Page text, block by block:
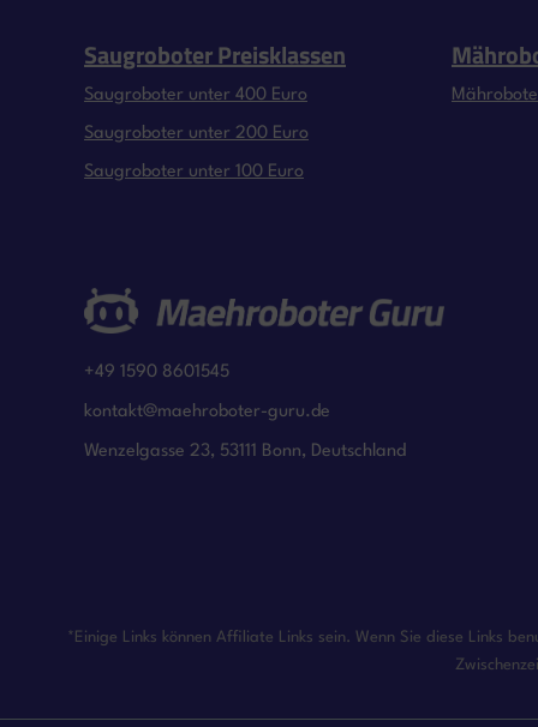
Saugroboter Preisklassen
Saugroboter unter 400 Euro
Saugroboter unter 200 Euro
Saugroboter unter 100 Euro
+49 1590 8601545
kontakt@maehroboter-guru.de
Wenzelgasse 23, 53111 Bonn, Deutschland
*Einige Links können Affiliate Links sein. Wenn Sie diese Links